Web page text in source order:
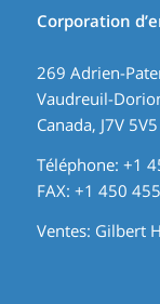
Corporation
269 Adrien-
Vaudreuil-
Canada, J7V 5V5
Téléphone: +1
FAX: +1 450
Ventes: Gilbert